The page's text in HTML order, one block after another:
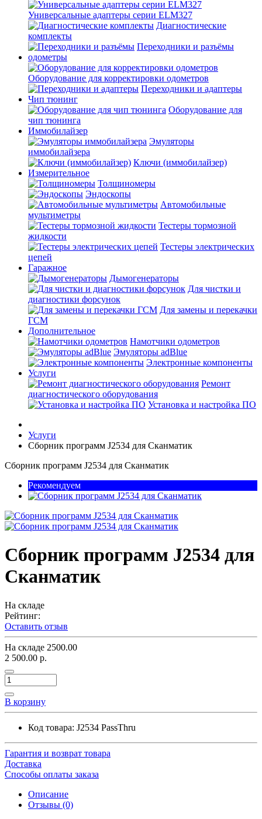
Универсальные адаптеры серии ELM327
Диагностические
комплекты
Переходники и разъёмы
одометры
Оборудование для корректировки одометров
Переходники и адаптеры
Чип тюнинг
Оборудование для
чип тюнинга
Иммобилайзер
Эмуляторы
иммобилайзера
Ключи (иммобилайзер)
Измерительное
Толщиномеры
Эндоскопы
Автомобильные
мультиметры
Тестеры тормозной
жидкости
Тестеры электрических
цепей
Гаражное
Дымогенераторы
Для чистки и
диагностики форсунок
Для замены и перекачки
ГСМ
Дополнительное
Намотчики одометров
Эмуляторы adBlue
Электронные компоненты
Услуги
Ремонт
диагностического оборудования
Установка и настройка ПО
Услуги
Сборник программ J2534 для Сканматик
Сборник программ J2534 для Сканматик
Рекомендуем
Сборник программ J2534 для
Сканматик
На складе
Рейтинг:
Оставить отзыв
На складе 2500.00
2 500.00 р.
В корзину
Код товара: J2534 PassThru
Гарантия и возврат товара
Доставка
Способы оплаты заказа
Описание
Отзывы (0)